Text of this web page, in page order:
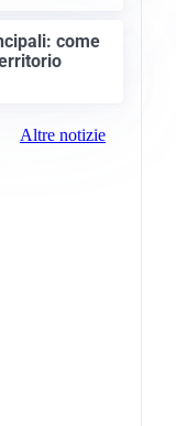
come
Altre notizie